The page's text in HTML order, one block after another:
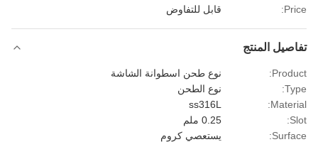
قابل للتفاوض
المنتج
نوع طحن اسطوانة الشاشة
نوع الطحن
ss316L
يستعصي كروم